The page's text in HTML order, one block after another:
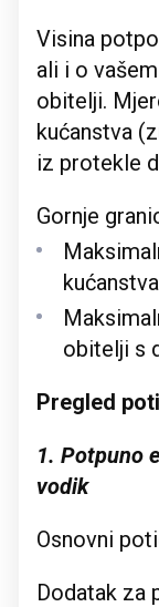
Visina
ali i o
obitelji.
kućanstva
iz protekle
Gornje
obitelji s
Pregled
1. Potpuno
vodik
Osnovni
Dodatak za